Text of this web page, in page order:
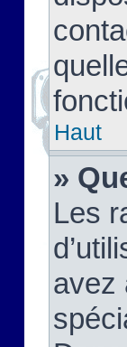
Haut
»
Les
avez